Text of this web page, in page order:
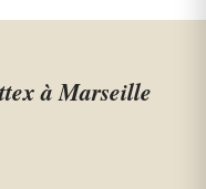
à Marseille